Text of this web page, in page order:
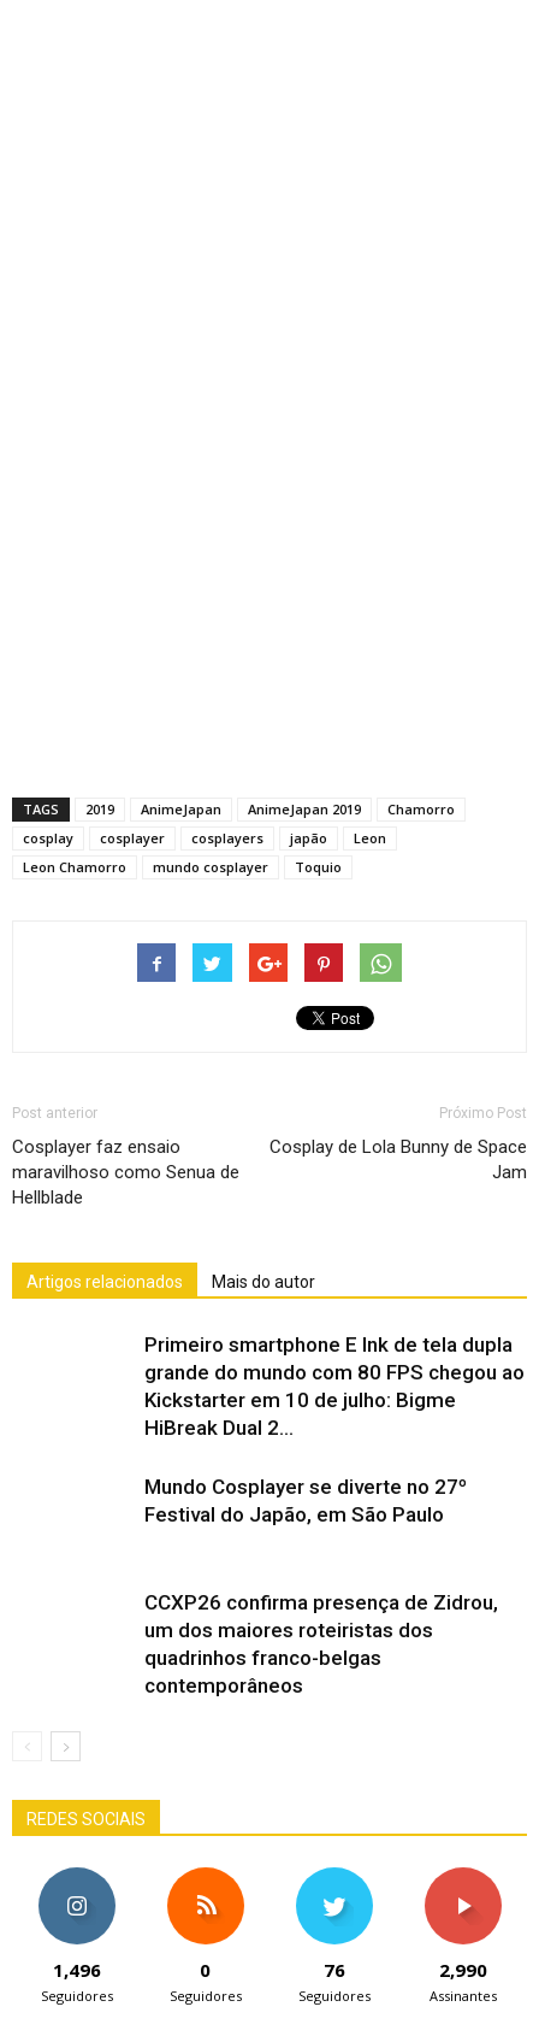
TAGS 2019 AnimeJapan AnimeJapan 2019
Chamorro
cosplay
cosplayer cosplayers japão
Leon
Leon Chamorro
mundo cosplayer Toquio
Post anterior
Cosplayer faz ensaio
maravilhoso como Senua de
Hellblade
Próximo Post
Cosplay de Lola Bunny de Space
Jam
Artigos relacionados Mais do autor
Primeiro smartphone E Ink de tela dupla
grande do mundo com 80 FPS chegou ao
Kickstarter em 10 de julho: Bigme
HiBreak Dual 2...
Mundo Cosplayer se diverte no 27º
Festival do Japão, em São Paulo
CCXP26 confirma presença de Zidrou,
um dos maiores roteiristas dos
quadrinhos franco-belgas
contemporâneos
REDES SOCIAIS
1,496
Seguidores
0
Seguidores
76
Seguidores
2,990
Assinantes